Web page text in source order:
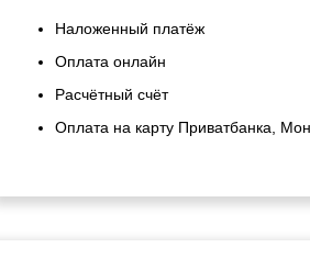
Наложенный платёж
Оплата онлайн
Расчётный счёт
Оплата на карту Приватбанка,